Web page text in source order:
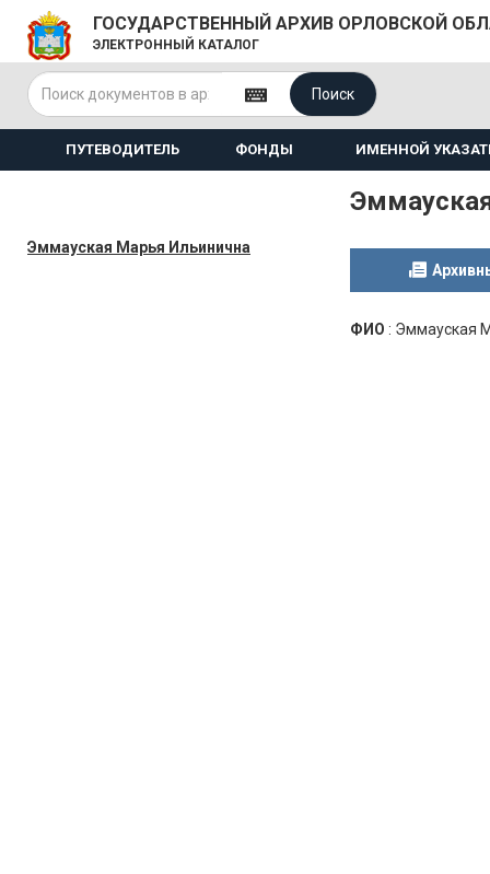
ГОСУДАРСТВЕННЫЙ АРХИВ ОРЛОВСКОЙ
ЭЛЕКТРОННЫЙ КАТАЛОГ
Поиск
ПУТЕВОДИТЕЛЬ ФОНДЫ ИМЕННОЙ
Эммауская Марья Ильинична
ФИО : Эммауская